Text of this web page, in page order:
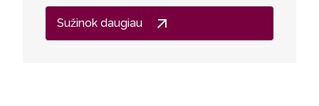
Sužinok daugiau